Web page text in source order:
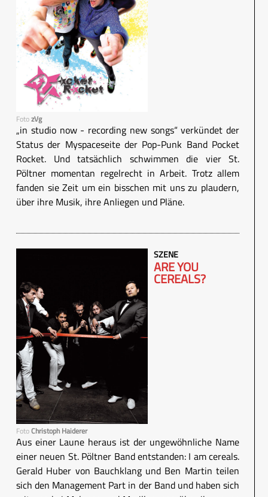
FotozVg
„in studio now - recording new songs“ verkündet der
Status der Myspaceseite der Pop-Punk Band Pocket
Rocket. Und tatsächlich schwimmen die vier St.
Pöltner momentan regelrecht in Arbeit. Trotz allem
fanden sie Zeit um ein bisschen mit uns zu plaudern,
über ihre Musik, ihre Anliegen und Pläne.
FotoChristoph Haiderer
SZENE
ARE YOU
CEREALS?
Aus einer Laune heraus ist der ungewöhnliche Name
einer neuen St. Pöltner Band entstanden: I am cereals.
Gerald Huber von Bauchklang und Ben Martin teilen
sich den Management Part in der Band und haben sich